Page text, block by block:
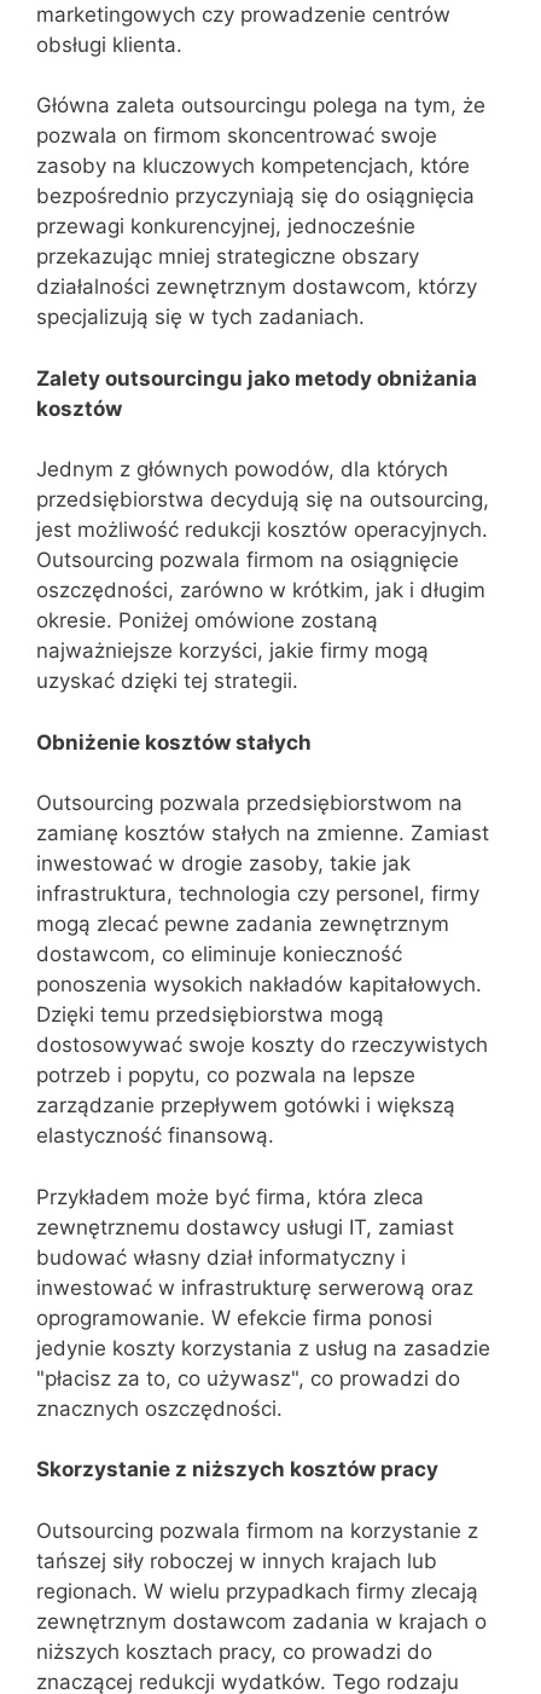
marketingowych czy prowadzenie centrów
obsługi klienta.
Główna zaleta outsourcingu polega na tym, że
pozwala on firmom skoncentrować swoje
zasoby na kluczowych kompetencjach, które
bezpośrednio przyczyniają się do osiągnięcia
przewagi konkurencyjnej, jednocześnie
przekazując mniej strategiczne obszary
działalności zewnętrznym dostawcom, którzy
specjalizują się w tych zadaniach.
Zalety outsourcingu jako metody obniżania
kosztów
Jednym z głównych powodów, dla których
przedsiębiorstwa decydują się na outsourcing,
jest możliwość redukcji kosztów operacyjnych.
Outsourcing pozwala firmom na osiągnięcie
oszczędności, zarówno w krótkim, jak i długim
okresie. Poniżej omówione zostaną
najważniejsze korzyści, jakie firmy mogą
uzyskać dzięki tej strategii.
Obniżenie kosztów stałych
Outsourcing pozwala przedsiębiorstwom na
zamianę kosztów stałych na zmienne. Zamiast
inwestować w drogie zasoby, takie jak
infrastruktura, technologia czy personel, firmy
mogą zlecać pewne zadania zewnętrznym
dostawcom, co eliminuje konieczność
ponoszenia wysokich nakładów kapitałowych.
Dzięki temu przedsiębiorstwa mogą
dostosowywać swoje koszty do rzeczywistych
potrzeb i popytu, co pozwala na lepsze
zarządzanie przepływem gotówki i większą
elastyczność finansową.
Przykładem może być firma, która zleca
zewnętrznemu dostawcy usługi IT, zamiast
budować własny dział informatyczny i
inwestować w infrastrukturę serwerową oraz
oprogramowanie. W efekcie firma ponosi
jedynie koszty korzystania z usług na zasadzie
"płacisz za to, co używasz", co prowadzi do
znacznych oszczędności.
Skorzystanie z niższych kosztów pracy
Outsourcing pozwala firmom na korzystanie z
tańszej siły roboczej w innych krajach lub
regionach. W wielu przypadkach firmy zlecają
zewnętrznym dostawcom zadania w krajach o
niższych kosztach pracy, co prowadzi do
znaczącej redukcji wydatków. Tego rodzaju